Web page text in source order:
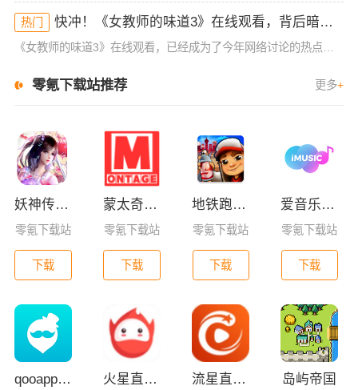
热门 快冲！《女教师的味道3》在线观看，背后暗藏的秘密你不懂！
零氪下载站推荐 更多+
妖神传GM版
零氪下载站
下载
蒙太奇影视2025最新版本下载
零氪下载站
下载
地铁跑酷全皮肤版
零氪下载站
下载
爱音乐app下载免费版
零氪下载站
下载
qooapp安卓版 火星直播2025最新版 流星直播官方版免费下载 岛屿帝国